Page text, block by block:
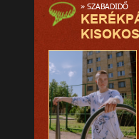
» SZABADIDŐ
KISOKOS